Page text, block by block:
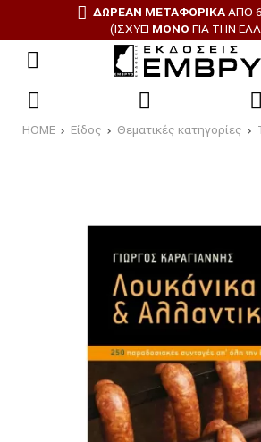
ΔΩΡΕΑΝ ΜΕΤΑΦΟΡΙΚΑΑΠΟ
(ΙΣΧΥΕΙ ΜΟΝΟ ΓΙΑ ΤΗΝ
HOME Είδος Θεματικές κατηγορίες